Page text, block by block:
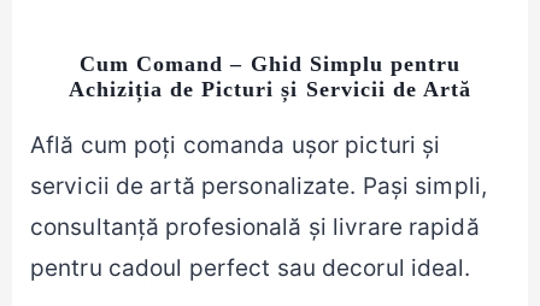
Cum Comand – Ghid Simplu pentru
Achiziția de Picturi și Servicii de Artă
Află cum poți comanda ușor picturi și
servicii de artă personalizate. Pași simpli,
consultanță profesională și livrare rapidă
pentru cadoul perfect sau decorul ideal.